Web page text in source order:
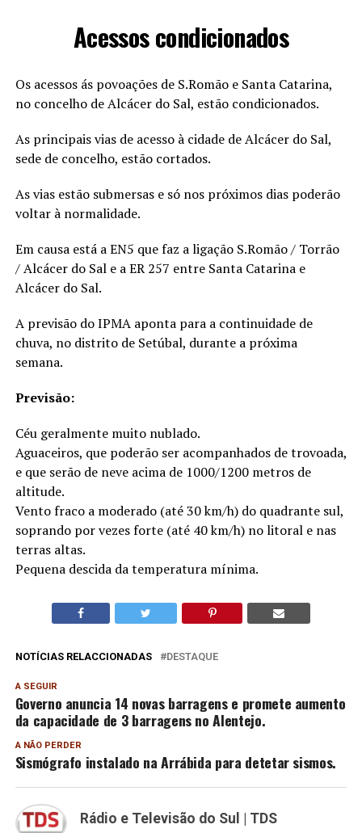
Acessos condicionados
Os acessos ás povoações de S.Romão e Santa Catarina,
no concelho de Alcácer do Sal, estão condicionados.
As principais vias de acesso à cidade de Alcácer do Sal,
sede de concelho, estão cortados.
As vias estão submersas e só nos próximos dias poderão
voltar à normalidade.
Em causa está a EN5 que faz a ligação S.Romão / Torrão
/ Alcácer do Sal e a ER 257 entre Santa Catarina e
Alcácer do Sal.
A previsão do IPMA aponta para a continuidade de
chuva, no distrito de Setúbal, durante a próxima
semana.
Previsão:
Céu geralmente muito nublado.
Aguaceiros, que poderão ser acompanhados de trovoada,
e que serão de neve acima de 1000/1200 metros de
altitude.
Vento fraco a moderado (até 30 km/h) do quadrante sul,
soprando por vezes forte (até 40 km/h) no litoral e nas
terras altas.
Pequena descida da temperatura mínima.
NOTÍCIAS RELACCIONADAS DESTAQUE
A SEGUIR
Governo anuncia 14 novas barragens e promete aumento
da capacidade de 3 barragens no Alentejo.
A NÃO PERDER
Sismógrafo instalado na Arrábida para detetar sismos.
Rádio e Televisão do Sul | TDS